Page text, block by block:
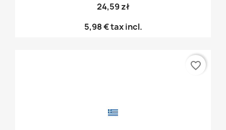
24,59 zł
5,98 €tax incl.
favorite_border